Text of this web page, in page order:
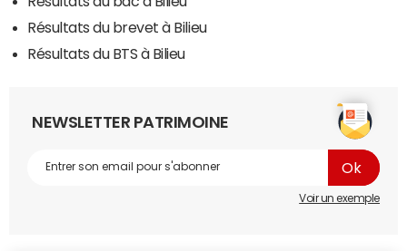
Résultats du brevet à Bilieu
Résultats du BTS à Bilieu
NEWSLETTER PATRIMOINE
Voir un exemple